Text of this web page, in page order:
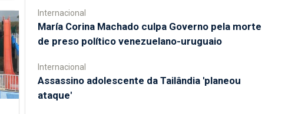
Internacional
María Corina Machado culpa Governo pela morte
de preso político venezuelano-uruguaio
Internacional
Assassino adolescente da Tailândia 'planeou
ataque'